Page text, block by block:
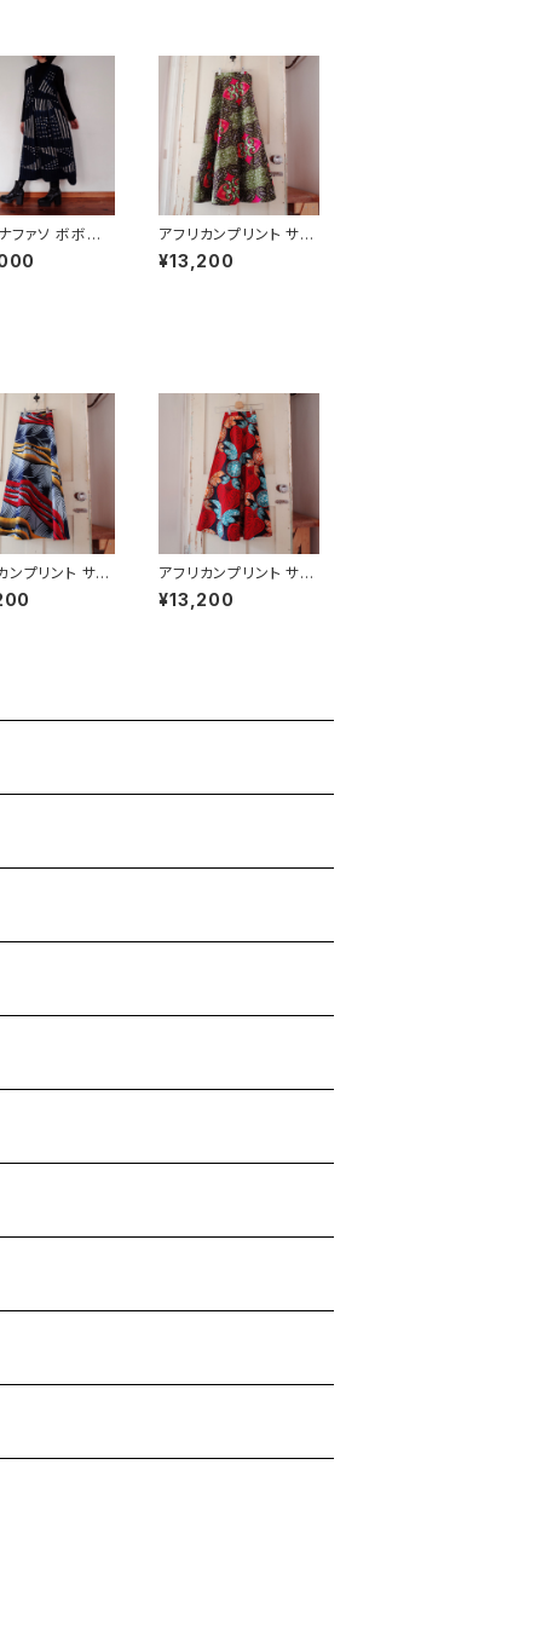
ファソ ボボ族
染 ジャンバー
アフリカンプリント サー
キュラーラップスカート
¥13,200
ンプリント サー
ラップスカート
アフリカンプリント サー
キュラーラップスカート
red botanical
¥13,200